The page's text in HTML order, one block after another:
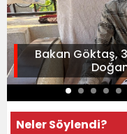
Bakan Göktaş,
Neler Söylendi?